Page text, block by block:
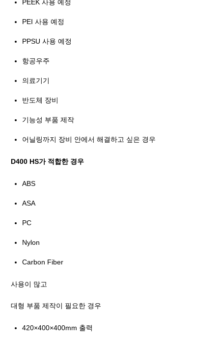
PEEK 사용 예정
PEI 사용 예정
PPSU 사용 예정
항공우주
의료기기
반도체 장비
기능성 부품 제작
어닐링까지 장비 안에서 해결하고 싶은 경우
D400 HS가 적합한 경우
ABS
ASA
PC
Nylon
Carbon Fiber
사용이 많고
대형 부품 제작이 필요한 경우
420×400×400mm 출력